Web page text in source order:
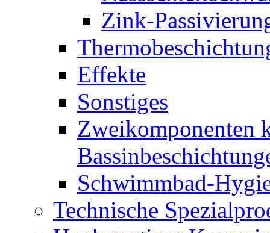
Zink-
Effekte
Sonstiges
Zweikomponenten
Schwimmbad-
Technische